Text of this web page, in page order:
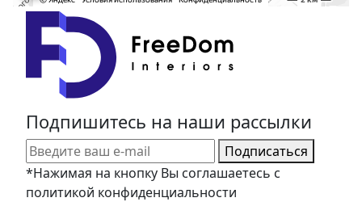
Подпишитесь на наши рассылки
Подписаться
*Нажимая на кнопку Вы соглашаетесь с
политикой конфиденциальности